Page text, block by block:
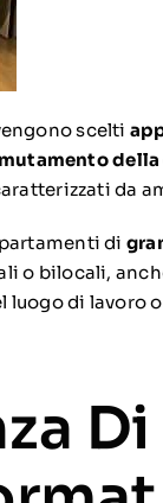
scelti
mutamento
da
di
o bilocali,
luogo di lavoro